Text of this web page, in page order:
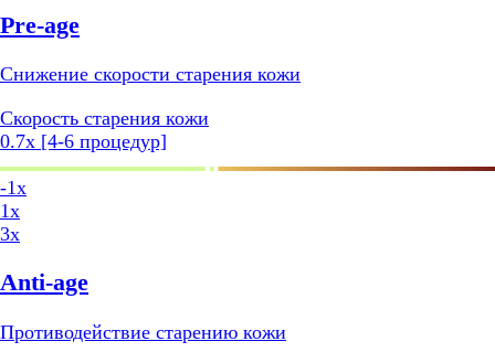
Pre-age
Снижение скорости старения кожи
Cкорость старения кожи
0.7x [4-6 процедур]
-1x
1x
3x
Anti-age
Противодействие старению кожи